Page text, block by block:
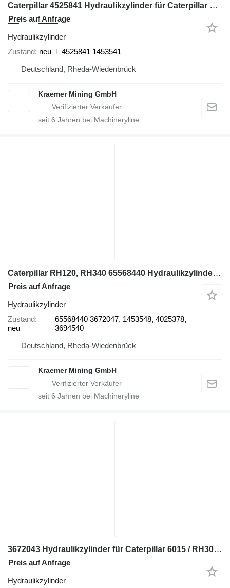
Caterpillar 4525841 Hydraulikzylinder für Caterpillar 6040 Bagger
Preis auf Anfrage
Hydraulikzylinder
Zustand neu
4525841 1453541
Deutschland, Rheda-Wiedenbrück
Kraemer Mining GmbH
seit 6 Jahren bei Machineryline
Caterpillar RH120, RH340 65568440 Hydraulikzylinder für Bagger
Preis auf Anfrage
Hydraulikzylinder
Zustand
neu
65568440 3672047, 1453548, 4025378,
3694540
Deutschland, Rheda-Wiedenbrück
Kraemer Mining GmbH
seit 6 Jahren bei Machineryline
3672043 Hydraulikzylinder für Caterpillar 6015 / RH30E / RH40E Bagger
Preis auf Anfrage
Hydraulikzylinder